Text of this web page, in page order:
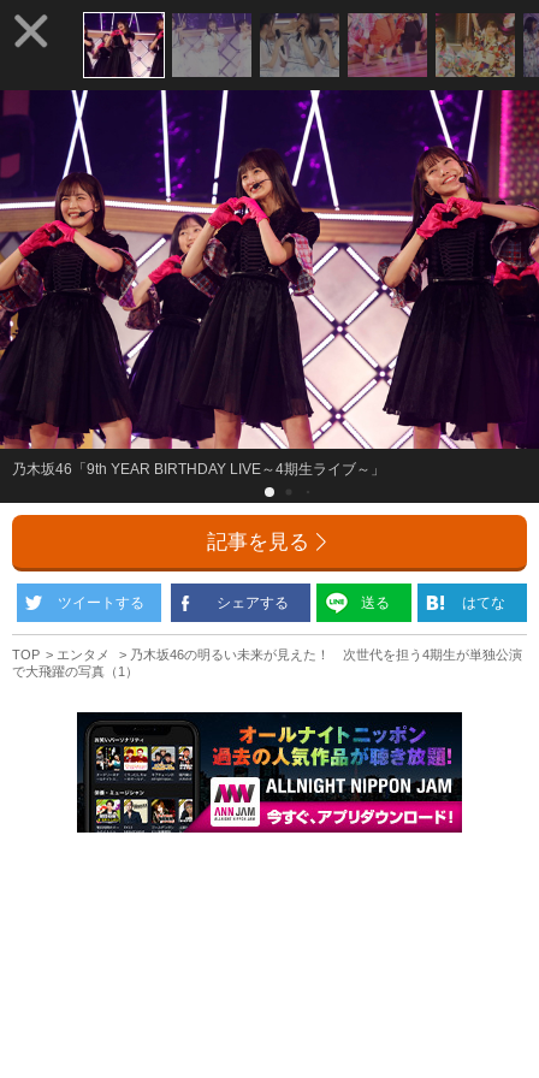
乃木坂46「9th YEAR BIRTHDAY LIVE～4期生ライブ～」
記事を見る
ツイートする シェアする 送る はてな
TOP エンタメ
乃木坂46の明るい未来が見えた！ 次世代を担う4期生が単独公演
で大飛躍の写真（1）